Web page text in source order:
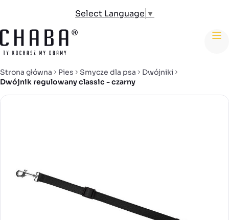
Select Language ▼
Strona główna Pies Smycze dla psa
Dwójniki
Dwójnik regulowany classic - czarny